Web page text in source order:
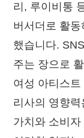
리, 루이비통
버서더로 활
했습니다.
주는 장으로
여성 아티스
리사의 영향
가치와 소비